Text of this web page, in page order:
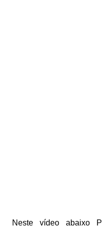
Neste vídeo abaixo